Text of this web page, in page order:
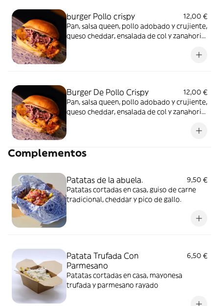
burger Pollo crispy
12,00 €
Pan, salsa queen, pollo adobado y crujiente,
queso cheddar, ensalada de col y zanahoria,
Burger De Pollo Crispy
12,00 €
Pan, salsa queen, pollo adobado y crujiente,
queso cheddar, ensalada de col y zanahoria,
Complementos
Patatas de la abuela.
9,50 €
Patatas cortadas en casa, guiso de carne
tradicional, cheddar y pico de gallo.
Patata Trufada Con
Parmesano
6,50 €
Patatas cortadas en casa, mayonesa
trufada y parmesano rayado